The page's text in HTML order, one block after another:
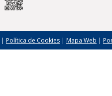
| Política de Cookies | Mapa Web |